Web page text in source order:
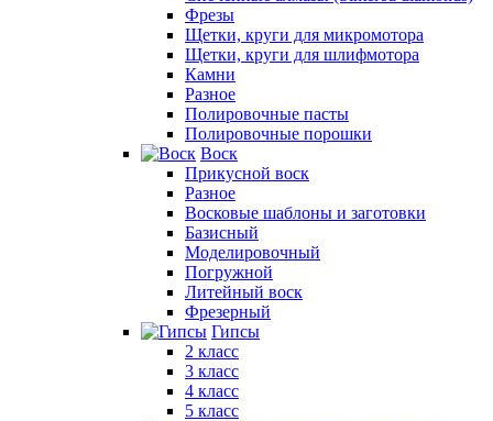
Фрезы
Щетки, круги для микромотора
Щетки, круги для шлифмотора
Камни
Разное
Полировочные пасты
Полировочные порошки
Воск
Прикусной воск
Разное
Восковые шаблоны и заготовки
Базисный
Моделировочный
Погружной
Литейный воск
Фрезерный
Гипсы
2 класс
3 класс
4 класс
5 класс